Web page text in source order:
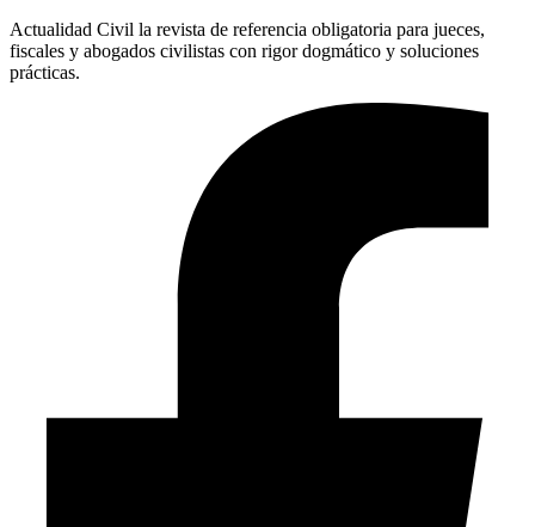
Actualidad Civil la revista de referencia obligatoria para jueces,
fiscales y abogados civilistas con rigor dogmático y soluciones
prácticas.